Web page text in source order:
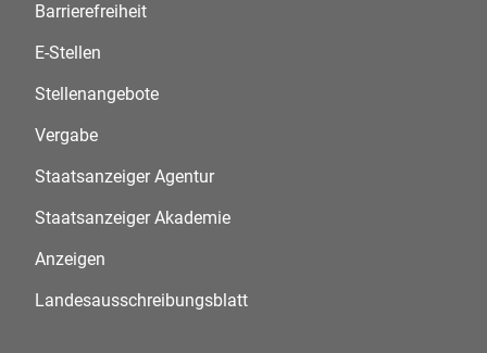
Barrierefreiheit
E-Stellen
Stellenangebote
Vergabe
Staatsanzeiger Agentur
Staatsanzeiger Akademie
Anzeigen
Landesausschreibungsblatt